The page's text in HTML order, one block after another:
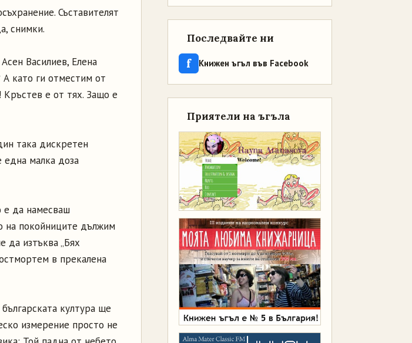
Съставителят
снимки.
Василиев, Елена
като ги отместим от
Кръстев е от тях. Защо е
така дискретен
една малка доза
е да намесваш
на покойниците дължим
да изтъква „Бях
в прекалена
култура ще
измерение просто не
Последвайте ни
f Книжен ъгъл във Facebook
Приятели на ъгъла